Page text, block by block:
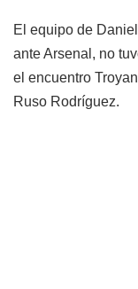
El equipo de
ante Arsenal, no
el encuentro
Ruso Rodríguez.